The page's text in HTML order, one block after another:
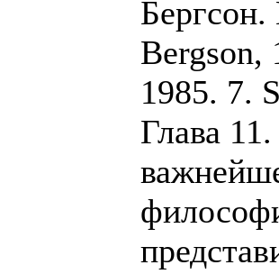
Bergson,
1985. 7.
Глава